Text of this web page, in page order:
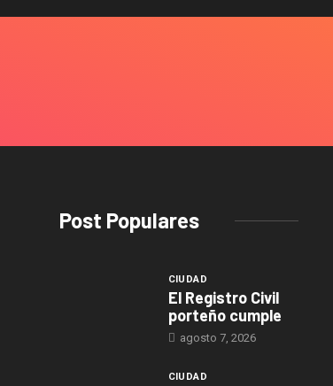
Post Populares
CIUDAD
El Registro Civil
porteño cumple
agosto 7, 2026
CIUDAD